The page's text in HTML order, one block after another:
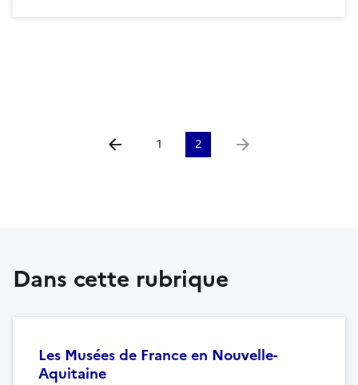
Aller à la page précédente
1 2 Aller à la page suivante
Dans cette rubrique
Les Musées de France en Nouvelle-
Aquitaine